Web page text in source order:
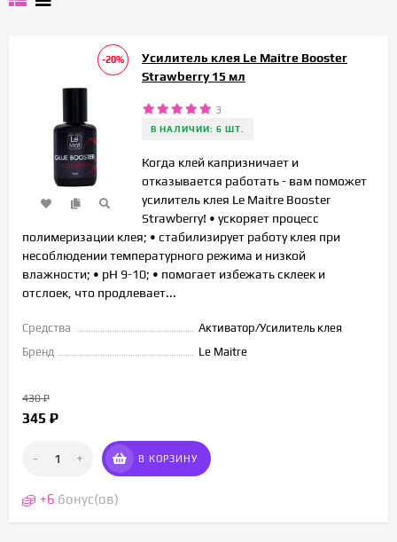
-20%
Усилитель клея Le Maitre Booster
Strawberry 15 мл
3
В НАЛИЧИИ: 6 ШТ.
Когда клей капризничает и
отказывается работать - вам поможет
усилитель клея Le Maitre Booster
Strawberry! • ускоряет процесс
полимеризации клея; • стабилизирует работу клея при
несоблюдении температурного режима и низкой
влажности; • pH 9-10; • помогает избежать склеек и
отслоек, что продлевает...
Средства
Активатор/Усилитель клея
Бренд
Le Maitre
430₽
345 ₽
- + В КОРЗИНУ
+6 бонус(ов)